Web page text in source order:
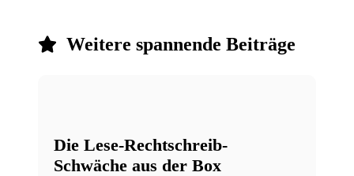
Weitere spannende Beiträge
Die Lese-Rechtschreib-
Schwäche aus der Box